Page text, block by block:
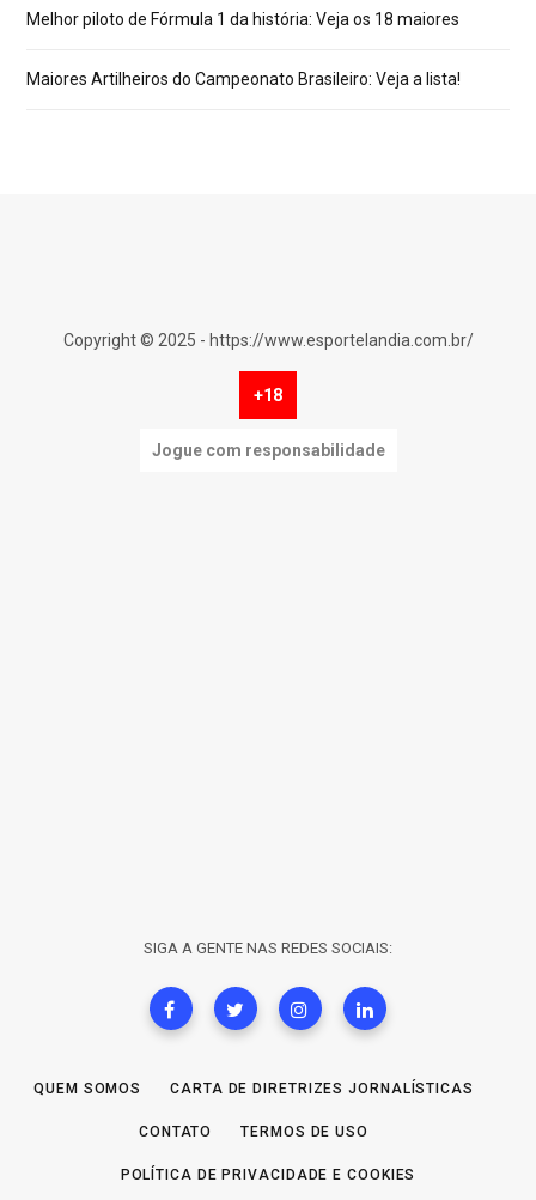
Melhor piloto de Fórmula 1 da história: Veja os 18 maiores
Maiores Artilheiros do Campeonato Brasileiro: Veja a lista!
Copyright © 2025 - https://www.esportelandia.com.br/
+18
Jogue com responsabilidade
SIGA A GENTE NAS REDES SOCIAIS:
QUEM SOMOS CARTA DE DIRETRIZES JORNALÍSTICAS
CONTATO TERMOS DE USO
POLÍTICA DE PRIVACIDADE E COOKIES